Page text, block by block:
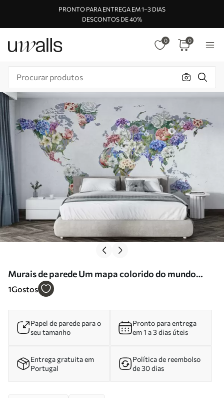
PRONTO PARA ENTREGA EM 1–3 DIAS
DESCONTOS DE 40%
0 0
Murais de parede Um mapa colorido do mundo
feito com uma variedade de flores vibrantes Nr.
1Gostos
Papel de parede para o
seu tamanho
Pronto para entrega
em 1 a 3 dias úteis
Entrega gratuita em
Portugal
Política de reembolso
de 30 dias